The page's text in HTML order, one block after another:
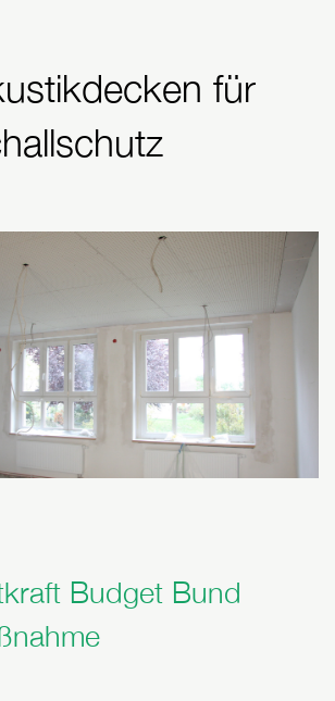
zu:
für
Budget Bund